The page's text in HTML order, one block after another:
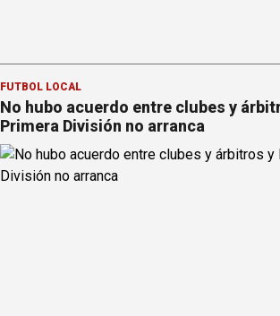
FÚTBOL LOCAL
No hubo acuerdo entre clubes y
Primera División no arranca